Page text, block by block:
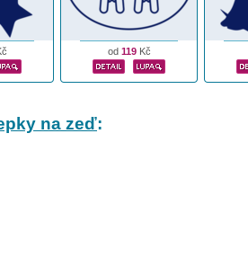
od 119Kč
na zeď: